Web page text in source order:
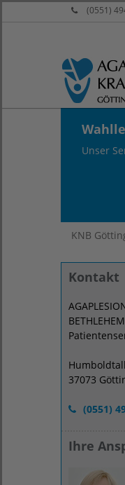
(0551)
Unser
KNB
Kontakt
BETHLEHEM
37073
(0551)
Ihre